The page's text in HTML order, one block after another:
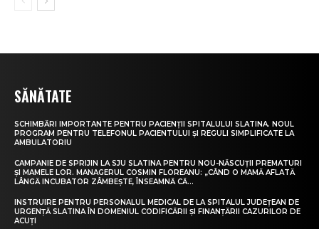
SĂNĂTATE
SCHIMBĂRI IMPORTANTE PENTRU PACIENȚII SPITALULUI SLATINA. NOUL
PROGRAM PENTRU TELEFONUL PACIENTULUI ȘI REGULI SIMPLIFICATE LA
AMBULATORIU
CAMPANIE DE SPRIJIN LA SJU SLATINA PENTRU NOU-NĂSCUȚII PREMATURI
ȘI MAMELE LOR. MANAGERUL COSMIN FLOREANU: „CÂND O MAMĂ AFLATĂ
LÂNGĂ INCUBATOR ZÂMBEȘTE, ÎNSEAMNĂ CĂ...
INSTRUIRE PENTRU PERSONALUL MEDICAL DE LA SPITALUL JUDEȚEAN DE
URGENȚĂ SLATINA ÎN DOMENIUL CODIFICĂRII ȘI FINANȚĂRII CAZURILOR DE
ACUȚI